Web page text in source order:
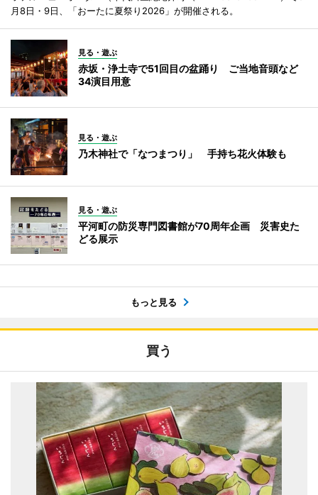
月8日・9日、「おーたに夏祭り2026」が開催される。
見る・遊ぶ
赤坂・浄土寺で51回目の盆踊り ご当地音頭など
34演目用意
見る・遊ぶ
乃木神社で「なつまつり」 手持ち花火体験も
見る・遊ぶ
平河町の防災専門図書館が70周年企画 災害史た
どる展示
もっと見る
買う